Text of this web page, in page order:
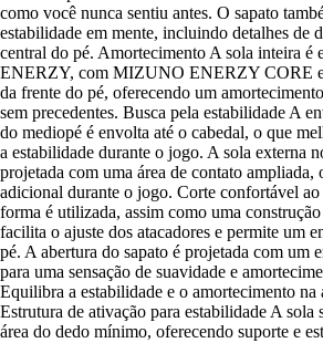
como você nunca sentiu antes. O sapato
estabilidade em mente, incluindo detalhes de
central do pé. Amortecimento A sola inteira
ENERZY, com MIZUNO ENERZY CORE
da frente do pé, oferecendo um
sem precedentes. Busca pela estabilidade A
do mediopé é envolta até o cabedal, o que
a estabilidade durante o jogo. A sola externa
projetada com uma área de contato ampliada,
adicional durante o jogo. Corte confortável
forma é utilizada, assim como uma
facilita o ajuste dos atacadores e permite um
pé. A abertura do sapato é projetada com um
para uma sensação de suavidade e
Equilibra a estabilidade e o amortecimento na
Estrutura de ativação para estabilidade A sola
área do dedo mínimo, oferecendo suporte e